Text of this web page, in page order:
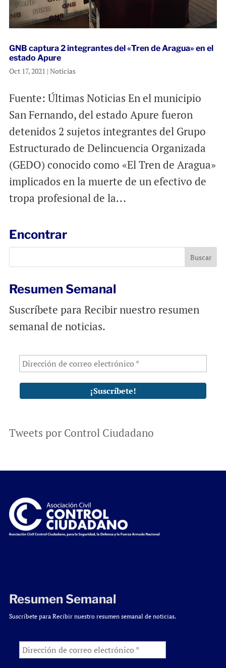
GNB captura 2 integrantes del «Tren de Aragua» en el
estado Apure
Oct 17, 2021 | Noticias
Fuente: Últimas Noticias En el municipio
San Fernando, del estado Apure fueron
detenidos 2 sujetos integrantes del Grupo
Estructurado de Delincuencia Organizada
(GEDO) conocido como «El Tren de Aragua»
implicados en la muerte de un efectivo de
tropa profesional de la...
Encontrar
Resumen Semanal
Suscríbete para Recibir nuestro resumen
semanal de noticias.
Tweets por Control Ciudadano
Resumen Semanal
Suscríbete para Recibir nuestro resumen semanal de noticias.